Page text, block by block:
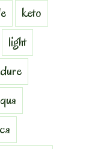
keto
light